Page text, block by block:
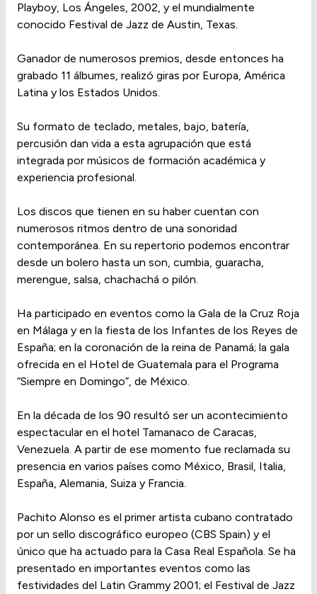
Playboy, Los Ángeles, 2002, y el mundialmente
conocido Festival de Jazz de Austin, Texas.
Ganador de numerosos premios, desde entonces ha
grabado 11 álbumes, realizó giras por Europa, América
Latina y los Estados Unidos.
Su formato de teclado, metales, bajo, batería,
percusión dan vida a esta agrupación que está
integrada por músicos de formación académica y
experiencia profesional.
Los discos que tienen en su haber cuentan con
numerosos ritmos dentro de una sonoridad
contemporánea. En su repertorio podemos encontrar
desde un bolero hasta un son, cumbia, guaracha,
merengue, salsa, chachachá o pilón.
Ha participado en eventos como la Gala de la Cruz Roja
en Málaga y en la fiesta de los Infantes de los Reyes de
España; en la coronación de la reina de Panamá; la gala
ofrecida en el Hotel de Guatemala para el Programa
“Siempre en Domingo”, de México.
En la década de los 90 resultó ser un acontecimiento
espectacular en el hotel Tamanaco de Caracas,
Venezuela. A partir de ese momento fue reclamada su
presencia en varios países como México, Brasil, Italia,
España, Alemania, Suiza y Francia.
Pachito Alonso es el primer artista cubano contratado
por un sello discográfico europeo (CBS Spain) y el
único que ha actuado para la Casa Real Española. Se ha
presentado en importantes eventos como las
festividades del Latin Grammy 2001; el Festival de Jazz